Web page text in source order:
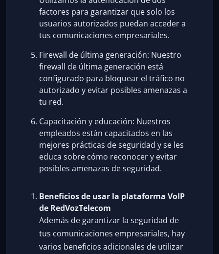
factores para garantizar que solo los
usuarios autorizados puedan acceder a
tus comunicaciones empresariales.
Firewall de última generación: Nuestro
firewall de última generación está
configurado para bloquear el tráfico no
autorizado y evitar posibles amenazas a
tu red.
Capacitación y educación: Nuestros
empleados están capacitados en las
mejores prácticas de seguridad y se les
educa sobre cómo reconocer y evitar
posibles amenazas de seguridad.
Beneficios de usar la plataforma VoIP
de RedVozTelecom
Además de garantizar la seguridad de
tus comunicaciones empresariales, hay
varios beneficios adicionales de utilizar